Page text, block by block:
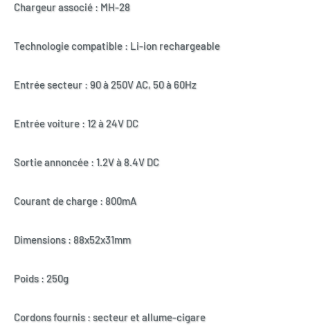
Chargeur associé : MH-28
Technologie compatible : Li-ion rechargeable
Entrée secteur : 90 à 250V AC, 50 à 60Hz
Entrée voiture : 12 à 24V DC
Sortie annoncée : 1.2V à 8.4V DC
Courant de charge : 800mA
Dimensions : 88x52x31mm
Poids : 250g
Cordons fournis : secteur et allume-cigare